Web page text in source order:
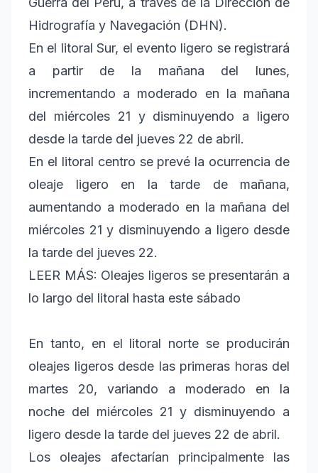
Hidrografía y Navegación (DHN).
En el litoral Sur, el evento ligero se registrará
a partir de la mañana del lunes,
incrementando a moderado en la mañana
del miércoles 21 y disminuyendo a ligero
desde la tarde del jueves 22 de abril.
En el litoral centro se prevé la ocurrencia de
oleaje ligero en la tarde de mañana,
aumentando a moderado en la mañana del
miércoles 21 y disminuyendo a ligero desde
la tarde del jueves 22.
LEER MÁS: Oleajes ligeros se presentarán a
lo largo del litoral hasta este sábado
En tanto, en el litoral norte se producirán
oleajes ligeros desde las primeras horas del
martes 20, variando a moderado en la
noche del miércoles 21 y disminuyendo a
ligero desde la tarde del jueves 22 de abril.
Los oleajes afectarían principalmente las